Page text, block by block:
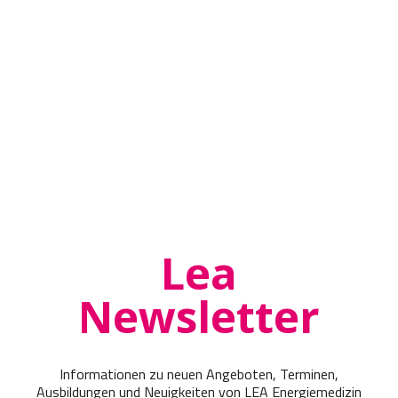
Lea
Newsletter
Informationen zu neuen Angeboten, Terminen,
Ausbildungen und Neuigkeiten von LEA Energiemedizin